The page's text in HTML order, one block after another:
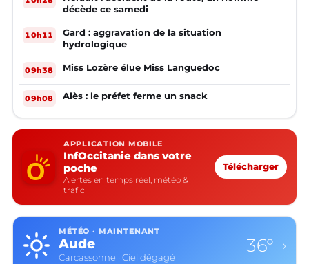
décède ce samedi
10h11
Gard : aggravation de la situation
hydrologique
09h38 Miss Lozère élue Miss Languedoc
09h08 Alès : le préfet ferme un snack
APPLICATION MOBILE
InfOccitanie dans votre
poche
Alertes en temps réel, météo &
trafic
Télécharger
MÉTÉO · MAINTENANT
Aude
Carcassonne · Ciel dégagé
36° ›